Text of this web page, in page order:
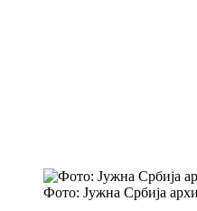
Фото: Јужна Србија